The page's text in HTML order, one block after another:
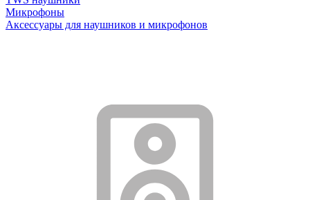
Микрофоны
Аксессуары для наушников и микрофонов